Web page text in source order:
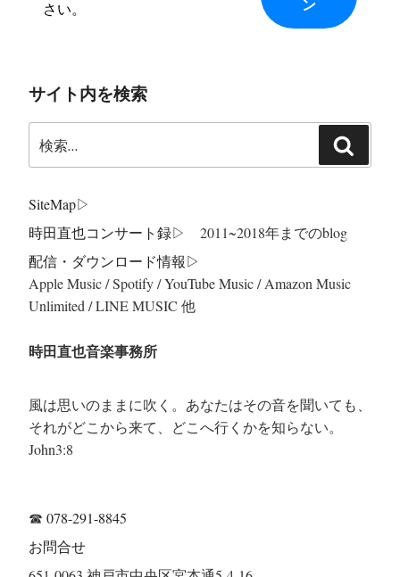
さい。
サイト内を検索
索:
索
SiteMap▷
時田直也コンサート録▷ 2011~2018年までのblog
配信・ダウンロード情報▷
Apple Music / Spotify / YouTube Music / Amazon Music
Unlimited / LINE MUSIC 他
時田直也音楽事務所
風は思いのままに吹く。あなたはその音を聞いても、
それがどこから来て、どこへ行くかを知らない。
John3:8
☎ 078-291-8845
お問合せ